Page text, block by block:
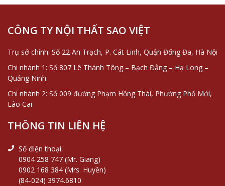
CÔNG TY NỘI THẤT SAO VIỆT
Trụ sở chính: Số 22 An Trạch, P. Cát Linh, Quận Đống Đa, Hà Nội
Chi nhánh 1: Số 807 Lê Thánh Tông – Bạch Đằng – Hạ Long –
Quảng Ninh
Chi nhánh 2: Số 009 đường Phạm Hồng Thái, Phường Phố Mới,
Lào Cai
THÔNG TIN LIÊN HỆ
Số điện thoại:
0904 258 747 (Mr. Giang)
0902 168 384 (Mrs. Huyền)
(84-024) 3974.6810